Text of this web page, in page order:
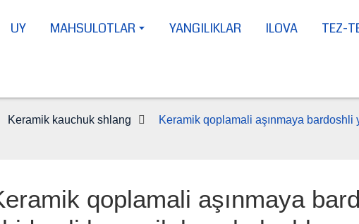
UY MAHSULOTLAR YANGILIKLAR ILOVA TEZ-
Keramik kauchuk shlang
Keramik qoplamali aşınmaya
qoplamali aşınmaya